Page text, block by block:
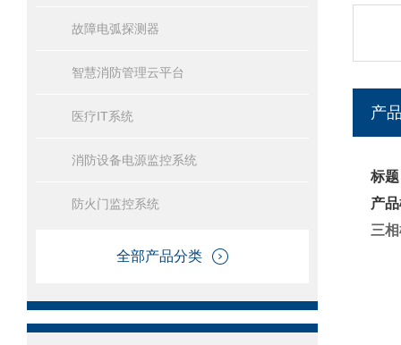
故障电弧探测器
智慧消防管理云平台
医疗IT系统
消防设备电源监控系统
防火门监控系统
全部产品分类
产
标
产
三